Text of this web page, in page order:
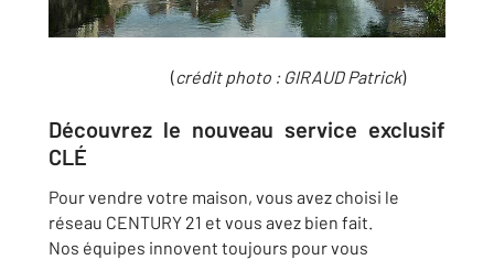
(crédit photo : GIRAUD Patrick)
Découvrez le nouveau service exclusif
CLÉ
Pour vendre votre maison, vous avez choisi le
réseau CENTURY 21 et vous avez bien fait.
Nos équipes innovent toujours pour vous